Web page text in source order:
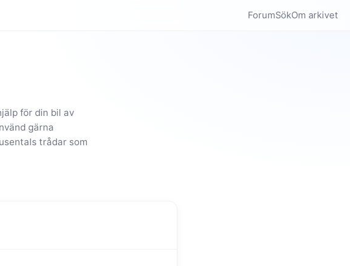
ForumSökOm arkivet
för din bil av
gärna
trådar som